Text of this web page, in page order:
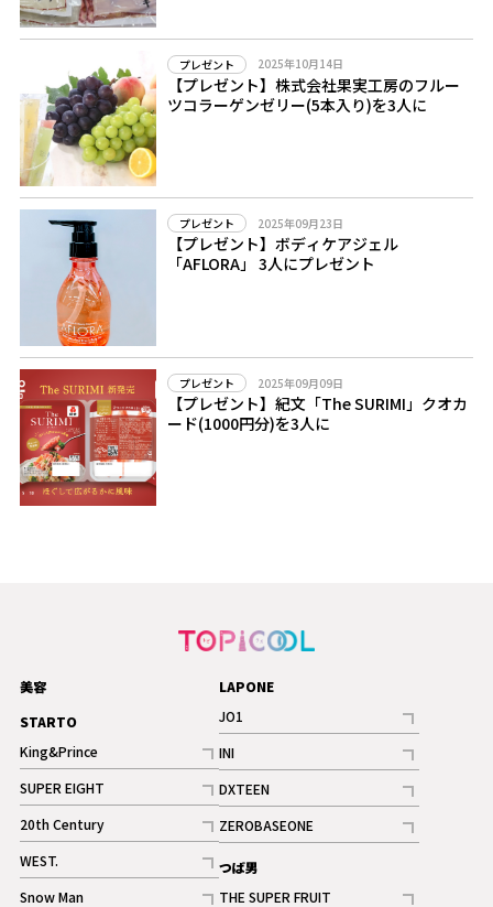
プレゼント 2025年10月14日
【プレゼント】株式会社果実工房のフルー
ツコラーゲンゼリー(5本入り)を3人に
プレゼント 2025年09月23日
【プレゼント】ボディケアジェル
「AFLORA」 3人にプレゼント
プレゼント 2025年09月09日
【プレゼント】紀文「The SURIMI」クオカ
ード(1000円分)を3人に
美容
STARTO
King&Prince
記事
SUPER EIGHT
記事
20th Century
記事
WEST.
記事
Snow Man
LAPONE
JO1
記事
INI
記事
ギャラリー
DXTEEN
記事
ギャラリー
ZEROBASEONE
記事
つば男
THE SUPER FRUIT